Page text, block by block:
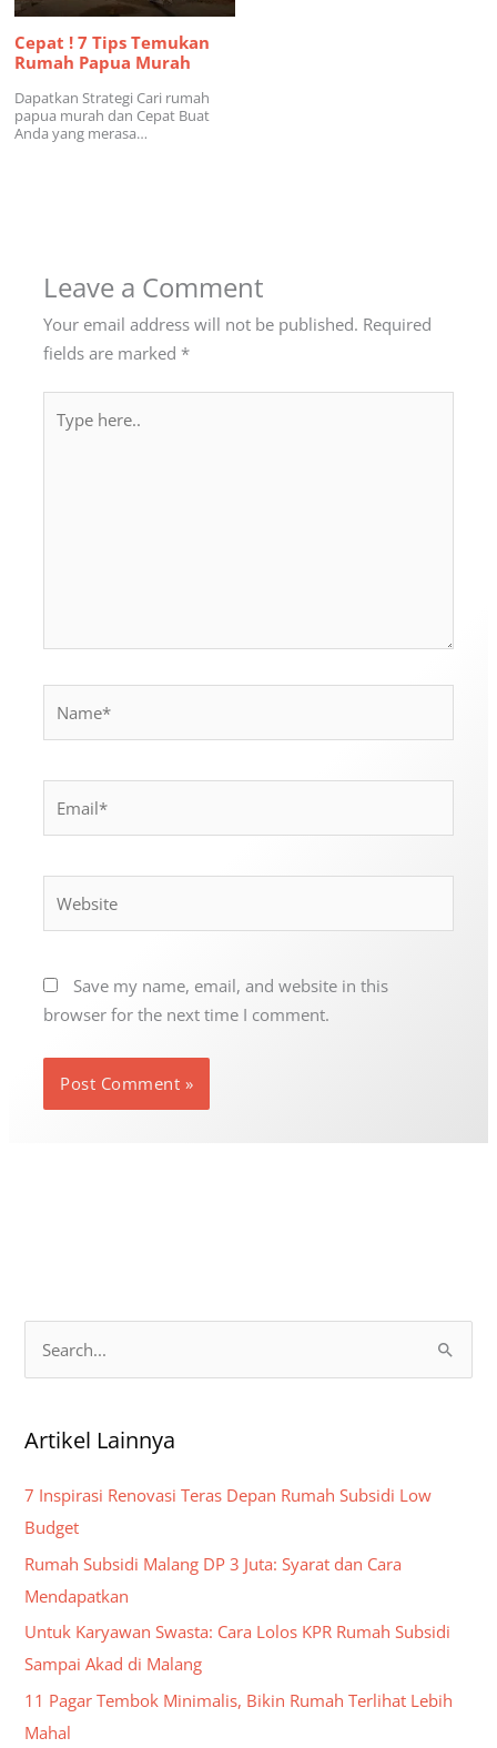
Cepat ! 7 Tips Temukan
Rumah Papua Murah
Dapatkan Strategi Cari rumah
papua murah dan Cepat Buat
Anda yang merasa…
Leave a Comment
Your email address will not be published. Required
fields are marked *
here..
Save my name, email, and website in this
browser for the next time I comment.
e
r
:
Artikel Lainnya
7 Inspirasi Renovasi Teras Depan Rumah Subsidi Low
Budget
Rumah Subsidi Malang DP 3 Juta: Syarat dan Cara
Mendapatkan
Untuk Karyawan Swasta: Cara Lolos KPR Rumah Subsidi
Sampai Akad di Malang
11 Pagar Tembok Minimalis, Bikin Rumah Terlihat Lebih
Mahal